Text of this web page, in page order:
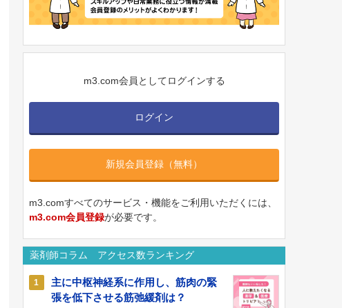
m3.com会員としてログインする
ログイン
新規会員登録（無料）
m3.comすべてのサービス・機能をご利用いただくには、
m3.com会員登録が必要です。
薬剤師コラム アクセス数ランキング
1
主に中枢神経系に作用し、筋肉の緊
張を低下させる筋弛緩剤は？